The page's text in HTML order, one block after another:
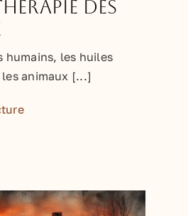
des
humains, les huiles
animaux [...]